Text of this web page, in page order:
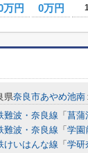
万円 0万円
県奈良市あやめ池南
難波・奈良線 「 菖蒲
難波・奈良線 「 学園
けいはんな線 「 学研